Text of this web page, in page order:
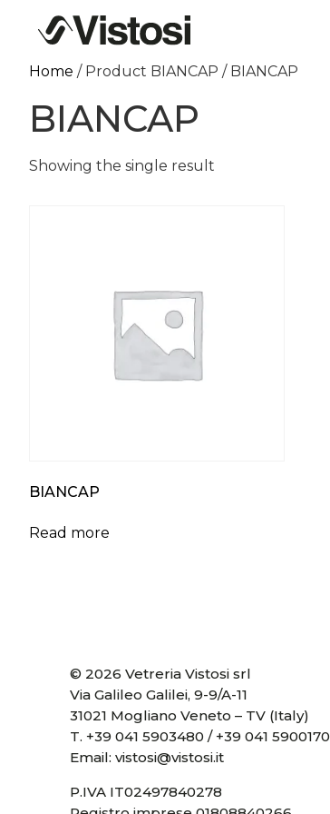
Home / Product BIANCAP / BIANCAP
BIANCAP
Showing the single result
BIANCAP
Read more
© 2026 Vetreria Vistosi srl
Via Galileo Galilei, 9-9/A-11
31021 Mogliano Veneto – TV (Italy)
T. +39 041 5903480 / +39 041 5900170
Email:vistosi@vistosi.it
P.IVA IT02497840278